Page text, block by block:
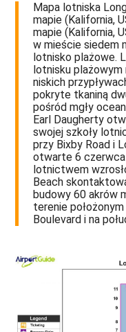
Mapa lotniska
mapie (Kalifornia,
mapie (Kalifornia,
w mieście siedem
lotnisko plażowe.
lotnisku plażowym
niskich
pokryte tkaniną
pośród mgły
Earl Daugherty
swojej szkoły
przy Bixby Road i
otwarte 6
lotnictwem
Beach
budowy 60 akrów
terenie
Boulevard i na